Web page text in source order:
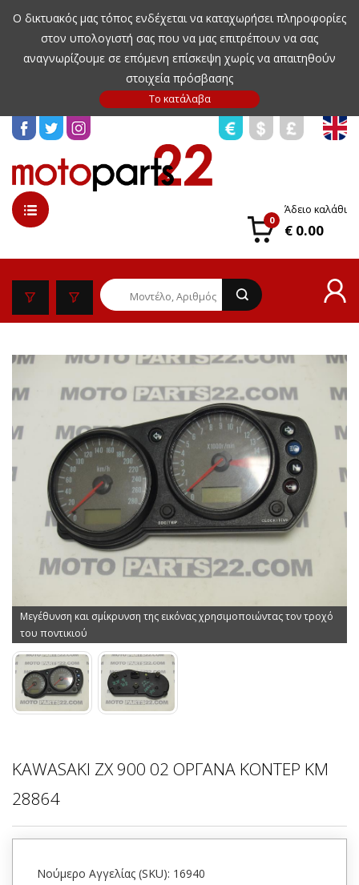
Ο δικτυακός μας τόπος ενδέχεται να καταχωρήσει πληροφορίες
στον υπολογιστή σας που να μας επιτρέπουν να σας
αναγνωρίζουμε σε επόμενη επίσκεψη χωρίς να απαιτηθούν
στοιχεία πρόσβασης
0
Άδειο καλάθι
€ 0.00
Μεγέθυνση και σμίκρυνση της εικόνας χρησιμοποιώντας τον τροχό
του ποντικιού
KAWASAKI ZX 900 02 ΟΡΓΑΝΑ ΚΟΝΤΕΡ KM
28864
Νούμερο Αγγελίας (SKU): 16940